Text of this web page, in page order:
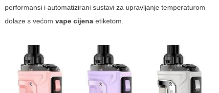
performansi i automatizirani sustavi za upravljanje temperaturom
dolaze s većom vape cijena etiketom.